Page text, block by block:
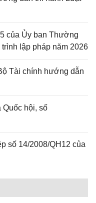
của Ủy ban Thường
lập pháp năm 2026
Tài chính hướng dẫn
Quốc hội, số
số 14/2008/QH12 của